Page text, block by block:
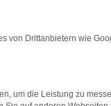
die
von Drittanbietern wie
um die Leistung zu